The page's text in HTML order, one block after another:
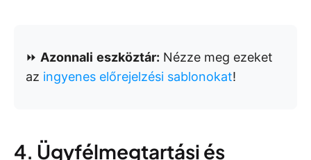
⏩ Azonnali eszköztár: Nézze meg ezeket
az ingyenes előrejelzési sablonokat!
4. Ügyfélmegtartási és